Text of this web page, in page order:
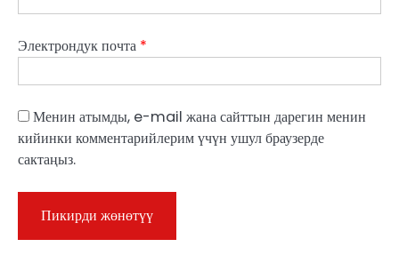
Электрондук почта *
Менин атымды, e-mail жана сайттын дарегин менин
кийинки комментарийлерим үчүн ушул браузерде
сактаңыз.